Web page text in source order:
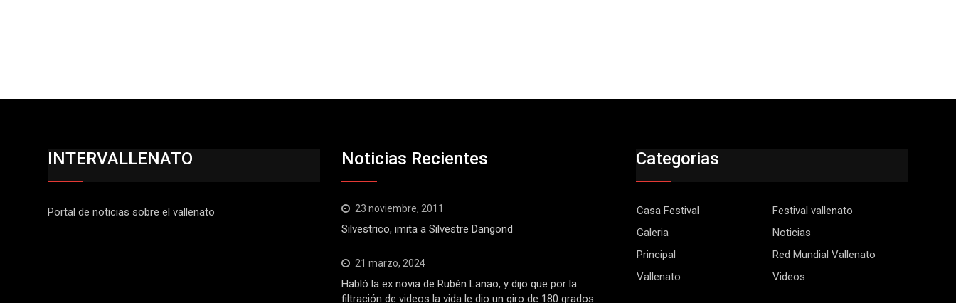
INTERVALLENATO
Portal de noticias sobre el vallenato
Noticias Recientes
23 noviembre, 2011
Silvestrico, imita a Silvestre Dangond
21 marzo, 2024
Habló la ex novia de Rubén Lanao, y dijo que por la
filtración de videos la vida le dio un giro de 180 grados
Categorias
Casa Festival
Festival vallenato
Galeria
Noticias
Principal
Red Mundial Vallenato
Vallenato
Videos